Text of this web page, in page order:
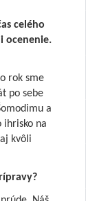
celého
ocenenie.
rok sme
po sebe
a
ihrisko na
kvôli